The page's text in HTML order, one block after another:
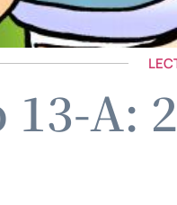
A: